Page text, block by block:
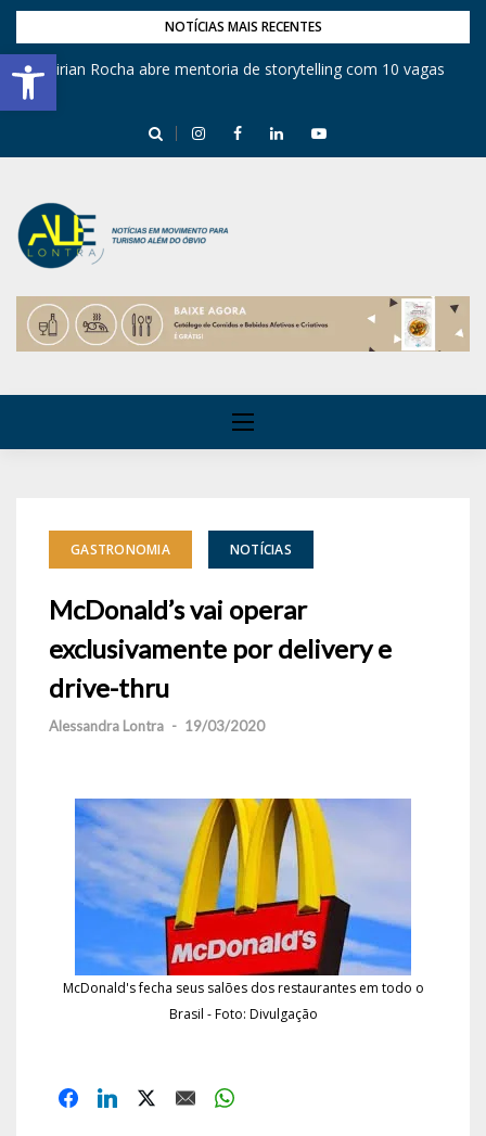
Barra de Ferramentas Aberta
NOTÍCIAS MAIS RECENTES
Mirian Rocha abre mentoria de storytelling com 10 vagas
GASTRONOMIA NOTÍCIAS
McDonald’s vai operar
exclusivamente por delivery e
drive-thru
Alessandra Lontra - 19/03/2020
McDonald's fecha seus salões dos restaurantes em todo o
Brasil - Foto: Divulgação